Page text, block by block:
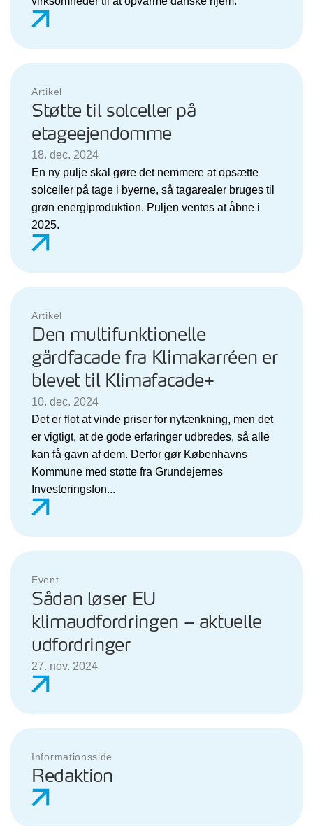
Artikel
Støtte til solceller på
etageejendomme
18. dec. 2024
En ny pulje skal gøre det nemmere at opsætte
solceller på tage i byerne, så tagarealer bruges til
grøn energiproduktion. Puljen ventes at åbne i
2025.
Artikel
Den multifunktionelle
gårdfacade fra Klimakarréen er
blevet til Klimafacade+
10. dec. 2024
Det er flot at vinde priser for nytænkning, men det
er vigtigt, at de gode erfaringer udbredes, så alle
kan få gavn af dem. Derfor gør Københavns
Kommune med støtte fra Grundejernes
Investeringsfon...
Event
Sådan løser EU
klimaudfordringen – aktuelle
udfordringer
27. nov. 2024
Informationsside
Redaktion